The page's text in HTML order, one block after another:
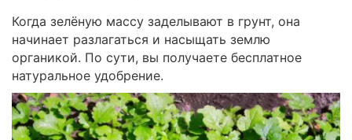
Когда зелёную массу заделывают в грунт, она
начинает разлагаться и насыщать землю
органикой. По сути, вы получаете бесплатное
натуральное удобрение.